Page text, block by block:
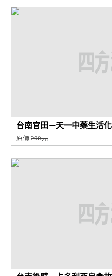
計
商
台南官田－天一中藥生活
原價200元